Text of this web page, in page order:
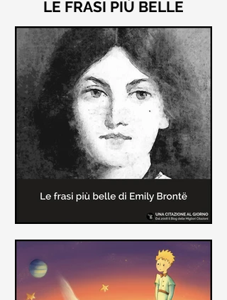
LE FRASI PIÙ BELLE
Le frasi più belle di "Cime
Tempestose" di Emily Brontë
"Cime Tempestose" rimane l'unico